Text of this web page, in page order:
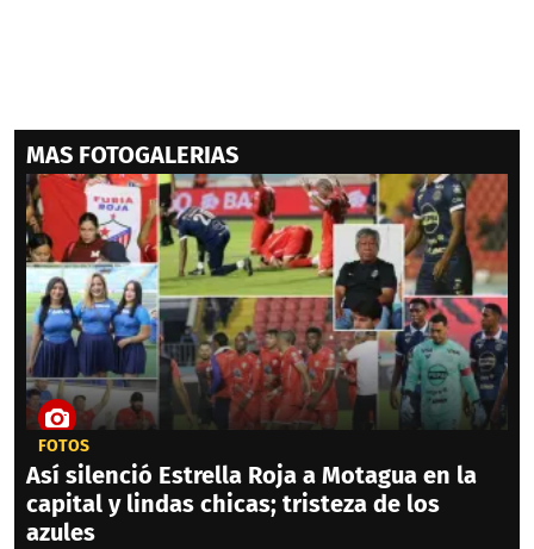
MAS FOTOGALERIAS
FOTOS
Así silenció Estrella Roja a Motagua en la
capital y lindas chicas; tristeza de los
azules